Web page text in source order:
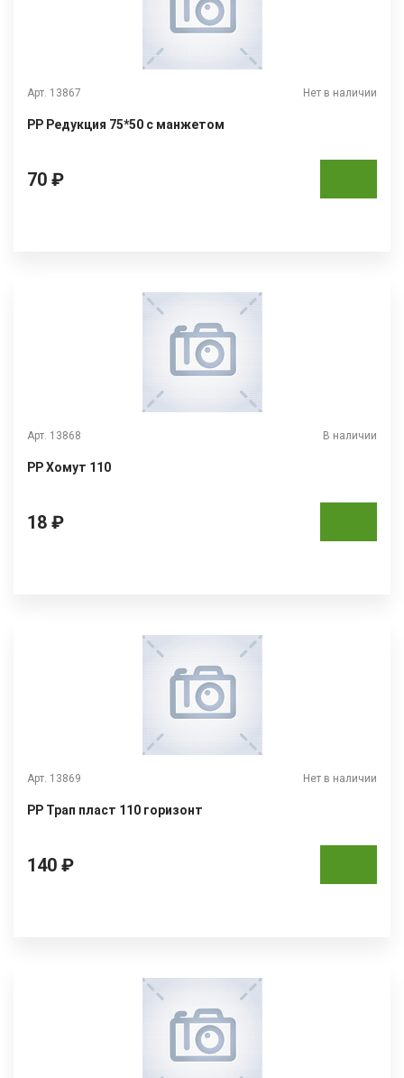
Арт. 13867 Нет в наличии
РР Редукция 75*50 с манжетом
70 ₽
Арт. 13868 В наличии
РР Хомут 110
18 ₽
Арт. 13869 Нет в наличии
РР Трап пласт 110 горизонт
140 ₽